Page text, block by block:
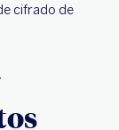
cifrado de